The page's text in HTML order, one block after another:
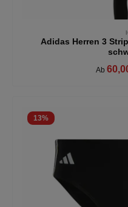
Adidas Herren 3
Ab
13%